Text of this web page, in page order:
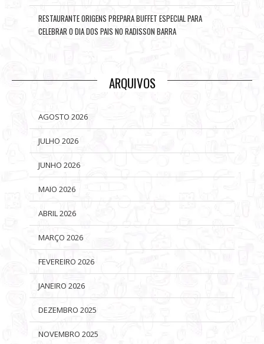
RESTAURANTE ORIGENS PREPARA BUFFET ESPECIAL PARA
CELEBRAR O DIA DOS PAIS NO RADISSON BARRA
ARQUIVOS
AGOSTO 2026
JULHO 2026
JUNHO 2026
MAIO 2026
ABRIL 2026
MARÇO 2026
FEVEREIRO 2026
JANEIRO 2026
DEZEMBRO 2025
NOVEMBRO 2025